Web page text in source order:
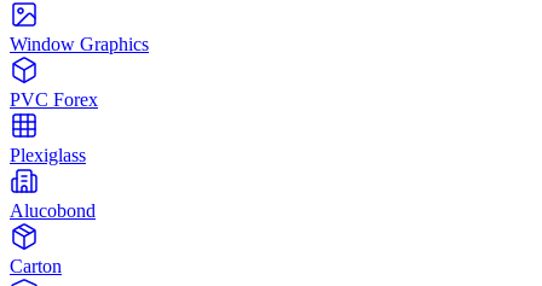
Window Graphics
PVC Forex
Plexiglass
Alucobond
Carton